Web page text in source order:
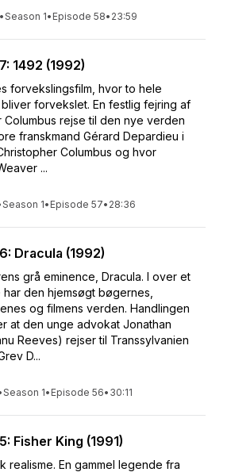
•Season 1• Episode 58• 23:59
1492 (1992)
forvekslingsfilm, hvor to hele
forvekslet. En festlig fejring af
rejse til den nye verden
franskmand Gérard Depardieu i
Columbus og hvor
...
Season 1• Episode 57• 28:36
Dracula (1992)
grå eminence, Dracula. I over et
den hjemsøgt bøgernes,
og filmens verden. Handlingen
at den unge advokat Jonathan
Reeves) rejser til Transsylvanien
D...
Season 1• Episode 56• 30:11
Fisher King (1991)
realisme. En gammel legende fra